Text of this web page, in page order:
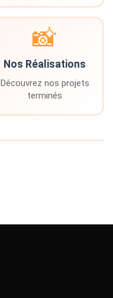
📸
Nos Réalisations
Découvrez nos projets
terminés